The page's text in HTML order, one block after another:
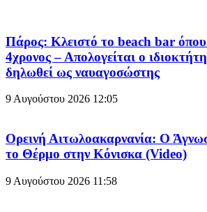
Πάρος: Κλειστό το beach bar όπου
4χρονος – Απολογείται ο
δηλωθεί ως ναυαγοσώστης
9 Αυγούστου 2026 12:05
Ορεινή Αιτωλοακαρνανία: Ο
το Θέρμο στην Κόνισκα (Video)
9 Αυγούστου 2026 11:58